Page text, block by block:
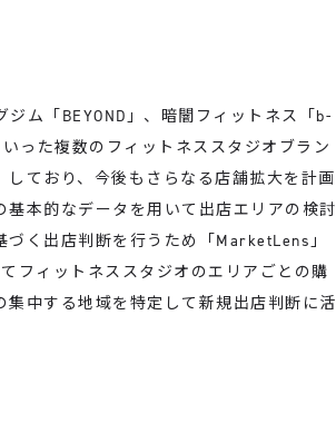
ム「BEYOND」、暗闇フィットネス「b-
った複数のフィットネススタジオブラン
ており、今後もさらなる店舗拡大を計画
本的なデータを用いて出店エリアの検討
く出店判断を行うため「MarketLens」
フィットネススタジオのエリアごとの購
中する地域を特定して新規出店判断に活